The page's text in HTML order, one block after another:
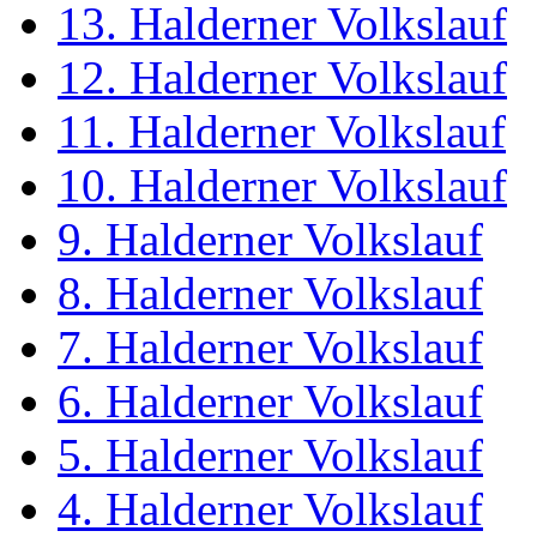
13. Halderner Volkslauf
12. Halderner Volkslauf
11. Halderner Volkslauf
10. Halderner Volkslauf
9. Halderner Volkslauf
8. Halderner Volkslauf
7. Halderner Volkslauf
6. Halderner Volkslauf
5. Halderner Volkslauf
4. Halderner Volkslauf